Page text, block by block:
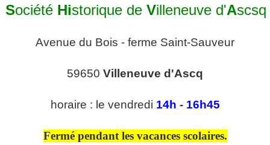
Société Historique de Villeneuve d'Ascsq
Avenue du Bois - ferme Saint-Sauveur
59650 Villeneuve d'Ascq
horaire : le vendredi 14h - 16h45
Fermé pendant les vacances scolaires.